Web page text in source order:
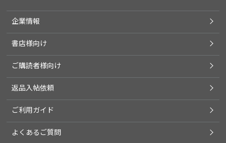
企業情報
書店様向け
ご購読者様向け
返品入帖依頼
ご利用ガイド
よくあるご質問